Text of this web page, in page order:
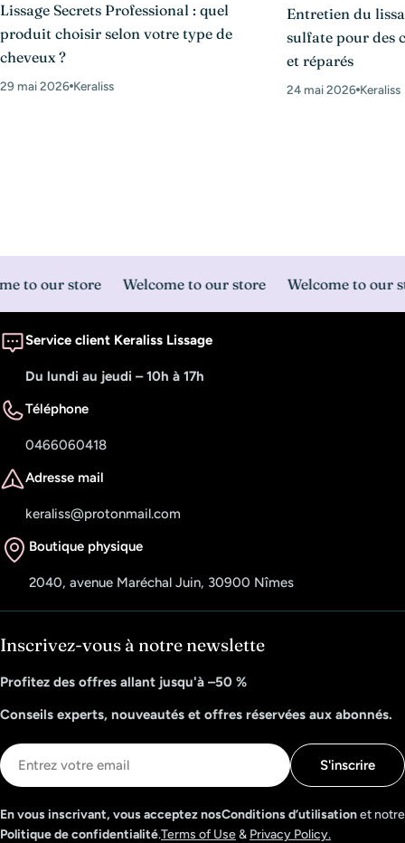
Lissage Secrets Professional : quel
produit choisir selon votre type de
cheveux ?
29 mai 2026 Keraliss
Entretien du
sulfate pour des
et réparés
24 mai 2026 Keraliss
to our store Welcome to our store Welcome to our
Service client Keraliss Lissage
Du lundi au jeudi – 10h à 17h
Téléphone
0466060418
Adresse mail
keraliss@protonmail.com
Boutique physique
2040, avenue Maréchal Juin, 30900 Nîmes
Inscrivez-vous à notre newslette
Profitez des offres allant jusqu'à –50 %
Conseils experts, nouveautés et offres réservées aux abonnés.
E-
mail
S'inscrire
En vous inscrivant, vous acceptez nosConditions d’utilisationet notre
Politique de confidentialité.Terms of Use& Privacy Policy.